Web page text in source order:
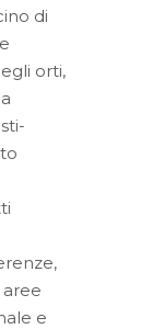
di
orti,
e